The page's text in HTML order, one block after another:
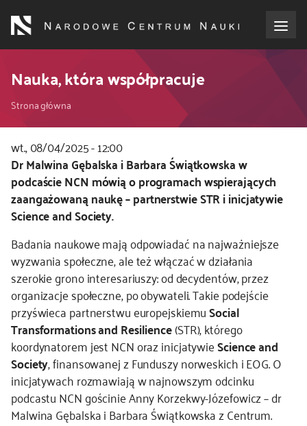
treści
dla wnioskodawców
dla realizujących projekty
dla ekspertów
efekty NCN
współpraca międzynarodowa
nagroda NCN
kontakt
Nauka, która współpracuje
Ścieżka
nawigacyjna
Strona główna
wt., 08/04/2025 - 12:00
Kod
CSS
i
JS
Dr Malwina Gębalska i Barbara Świątkowska w
podcaście NCN mówią o programach wspierających
zaangażowaną naukę –partnerstwie STR i inicjatywie
Science and Society.
Badania naukowe mają odpowiadać na najważniejsze
wyzwania społeczne, ale też włączać w działania
szerokie grono interesariuszy: od decydentów, przez
organizacje społeczne, po obywateli. Takie podejście
przyświeca partnerstwu europejskiemuSocial
Transformations and Resilience(STR), którego
koordynatorem jest NCN oraz inicjatywieScience and
Society, finansowanej z Funduszy norweskich i EOG. O
inicjatywach rozmawiają w najnowszym odcinku
podcastu NCN gościnie Anny Korzekwy-Józefowicz – dr
Malwina Gębalska i Barbara Świątkowska z Centrum.